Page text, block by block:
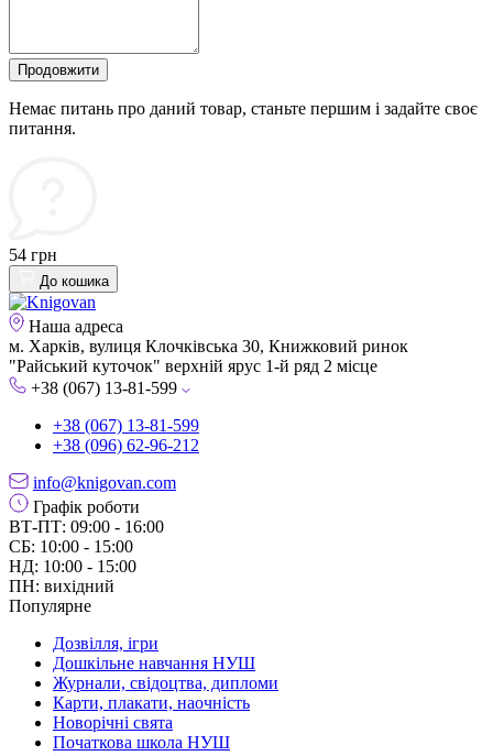
Продовжити
Немає питань про даний товар, станьте першим і задайте своє
питання.
54 грн
До кошика
Наша адреса
м. Харків, вулиця Клочківська 30, Книжковий ринок
"Райський куточок" верхній ярус 1-й ряд 2 місце
+38 (067) 13-81-599
+38 (067) 13-81-599
+38 (096) 62-96-212
info@knigovan.com
Графік роботи
ВТ-ПТ: 09:00 - 16:00
СБ: 10:00 - 15:00
НД: 10:00 - 15:00
ПН: вихідний
Популярне
Дозвілля, ігри
Дошкільне навчання НУШ
Журнали, свідоцтва, дипломи
Карти, плакати, наочність
Новорічні свята
Початкова школа НУШ